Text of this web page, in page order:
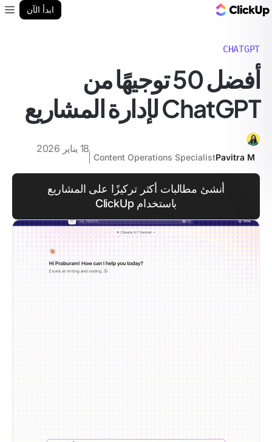
ابدأ الآن
CHATGPT
أفضل 50 توجيهًا من
ChatGPT لإدارة المشاريع
Pavitra M
Content Operations Specialist
18 يناير 2026
أنشئ مطالبات أكثر تركيزًا على المشاريع
باستخدام ClickUp